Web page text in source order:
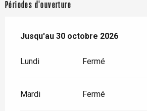
Périodes d'ouverture
Du1 avril 2026au30 octobre 2026
Jusqu'au 30 octobre 2026
Lundi Fermé
Mardi Fermé